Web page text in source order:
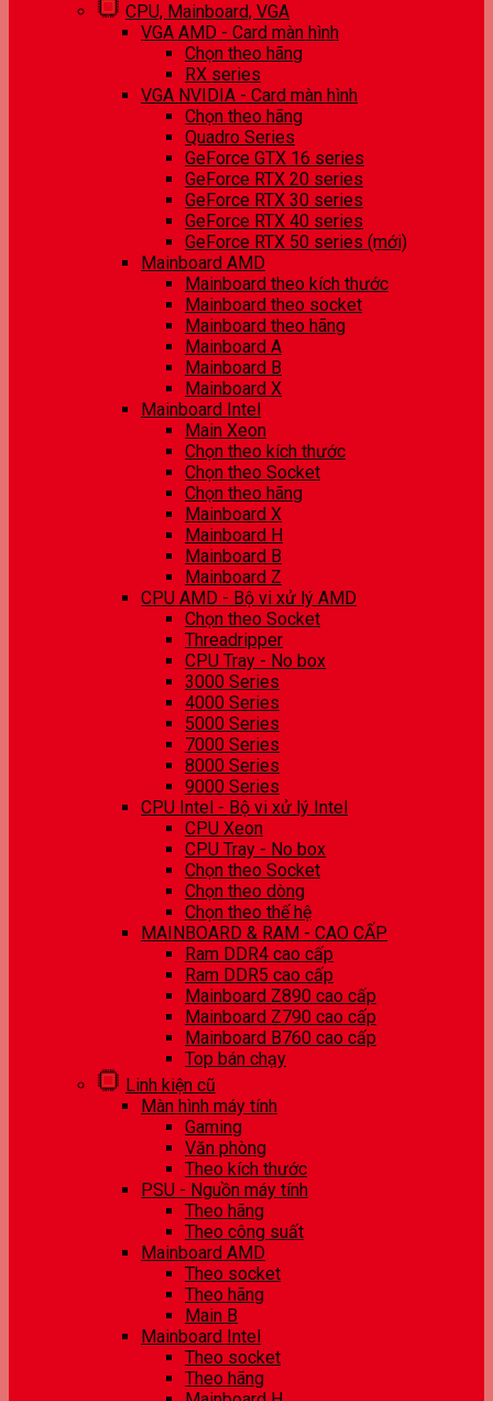
CPU, Mainboard, VGA
VGA AMD - Card màn hình
Chọn theo hãng
RX series
VGA NVIDIA - Card màn hình
Chọn theo hãng
Quadro Series
GeForce GTX 16 series
GeForce RTX 20 series
GeForce RTX 30 series
GeForce RTX 40 series
GeForce RTX 50 series (mới)
Mainboard AMD
Mainboard theo kích thước
Mainboard theo socket
Mainboard theo hãng
Mainboard A
Mainboard B
Mainboard X
Mainboard Intel
Main Xeon
Chọn theo kích thước
Chọn theo Socket
Chọn theo hãng
Mainboard X
Mainboard H
Mainboard B
Mainboard Z
CPU AMD - Bộ vi xử lý AMD
Chọn theo Socket
Threadripper
CPU Tray - No box
3000 Series
4000 Series
5000 Series
7000 Series
8000 Series
9000 Series
CPU Intel - Bộ vi xử lý Intel
CPU Xeon
CPU Tray - No box
Chọn theo Socket
Chọn theo dòng
Chọn theo thế hệ
MAINBOARD & RAM - CAO CẤP
Ram DDR4 cao cấp
Ram DDR5 cao cấp
Mainboard Z890 cao cấp
Mainboard Z790 cao cấp
Mainboard B760 cao cấp
Top bán chạy
Linh kiện cũ
Màn hình máy tính
Gaming
Văn phòng
Theo kích thước
PSU - Nguồn máy tính
Theo hãng
Theo công suất
Mainboard AMD
Theo socket
Theo hãng
Main B
Mainboard Intel
Theo socket
Theo hãng